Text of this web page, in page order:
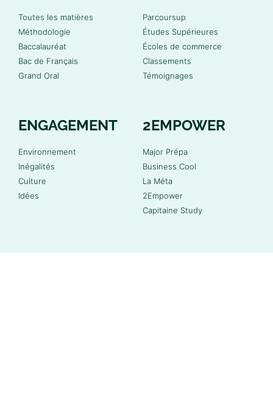
Toutes les matières
Méthodologie
Baccalauréat
Bac de Français
Grand Oral
Parcoursup
Études Supérieures
Écoles de commerce
Classements
Témoignages
ENGAGEMENT
Environnement
Inégalités
Culture
Idées
2EMPOWER
Major Prépa
Business Cool
La Méta
2Empower
Capitaine Study